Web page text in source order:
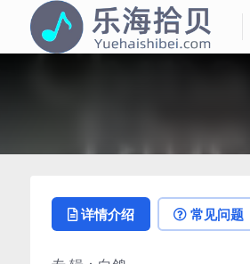
详情介绍 常见问题